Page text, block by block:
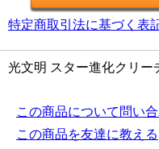
特定商取引法に基づく表
光文明 スター進化クリー
この商品について問い
この商品を友達に教える